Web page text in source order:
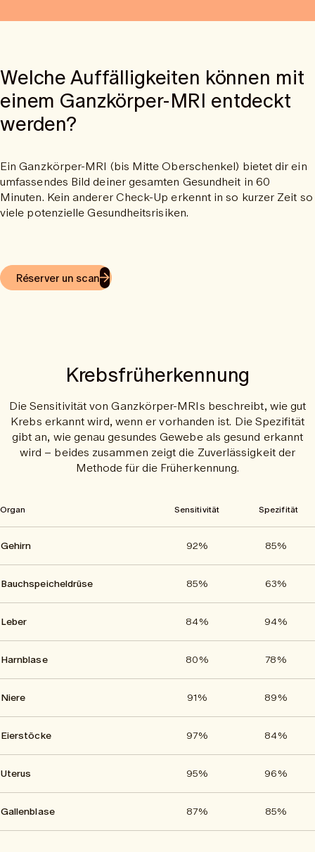
Welche Auffälligkeiten können mit
einem Ganzkörper-MRI entdeckt
werden?
Ein Ganzkörper-MRI (bis Mitte Oberschenkel) bietet dir ein
umfassendes Bild deiner gesamten Gesundheit in 60
Minuten. Kein anderer Check-Up erkennt in so kurzer Zeit so
viele potenzielle Gesundheitsrisiken.
Réserver un scan
Krebsfrüherkennung
Die Sensitivität von Ganzkörper-MRIs beschreibt, wie gut
Krebs erkannt wird, wenn er vorhanden ist. Die Spezifität
gibt an, wie genau gesundes Gewebe als gesund erkannt
wird – beides zusammen zeigt die Zuverlässigkeit der
Methode für die Früherkennung.
Organ Sensitivität Spezifität
Gehirn 92% 85%
Bauchspeicheldrüse 85% 63%
Leber 84% 94%
Harnblase 80% 78%
Niere 91% 89%
Eierstöcke 97% 84%
Uterus 95% 96%
Gallenblase 87% 85%